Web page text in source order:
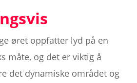
øret oppfatter lyd på en
måte, og det er viktig å
det dynamiske området og